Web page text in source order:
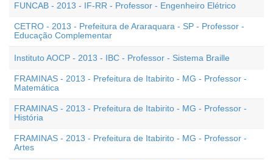
FUNCAB - 2013 - IF-RR - Professor - Engenheiro Elétrico
CETRO - 2013 - Prefeitura de Araraquara - SP - Professor -
Educação Complementar
Instituto AOCP - 2013 - IBC - Professor - Sistema Braille
FRAMINAS - 2013 - Prefeitura de Itabirito - MG - Professor -
Matemática
FRAMINAS - 2013 - Prefeitura de Itabirito - MG - Professor -
História
FRAMINAS - 2013 - Prefeitura de Itabirito - MG - Professor -
Artes